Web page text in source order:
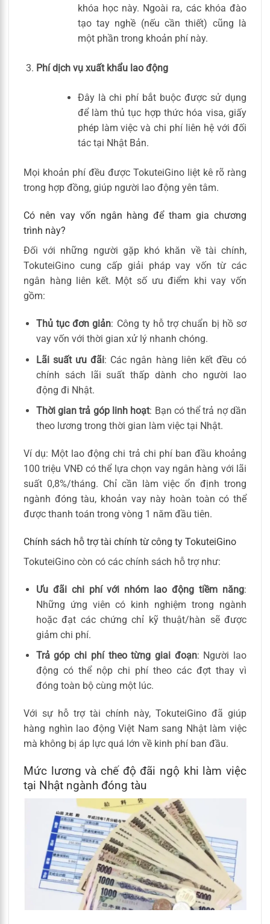
khóa học này. Ngoài ra, các khóa đào
tạo tay nghề (nếu cần thiết) cũng là
một phần trong khoản phí này.
Phí dịch vụ xuất khẩu lao động
Đây là chi phí bắt buộc được sử dụng
để làm thủ tục hợp thức hóa visa, giấy
phép làm việc và chi phí liên hệ với đối
tác tại Nhật Bản.
Mọi khoản phí đều được TokuteiGino liệt kê rõ ràng
trong hợp đồng, giúp người lao động yên tâm.
Có nên vay vốn ngân hàng để tham gia chương
trình này?
Đối với những người gặp khó khăn về tài chính,
TokuteiGino cung cấp giải pháp vay vốn từ các
ngân hàng liên kết. Một số ưu điểm khi vay vốn
gồm:
Thủ tục đơn giản: Công ty hỗ trợ chuẩn bị hồ sơ
vay vốn với thời gian xử lý nhanh chóng.
Lãi suất ưu đãi: Các ngân hàng liên kết đều có
chính sách lãi suất thấp dành cho người lao
động đi Nhật.
Thời gian trả góp linh hoạt: Bạn có thể trả nợ dần
theo lương trong thời gian làm việc tại Nhật.
Ví dụ: Một lao động chi trả chi phí ban đầu khoảng
100 triệu VNĐ có thể lựa chọn vay ngân hàng với lãi
suất 0,8%/tháng. Chỉ cần làm việc ổn định trong
ngành đóng tàu, khoản vay này hoàn toàn có thể
được thanh toán trong vòng 1 năm đầu tiên.
Chính sách hỗ trợ tài chính từ công ty TokuteiGino
TokuteiGino còn có các chính sách hỗ trợ như:
Ưu đãi chi phí với nhóm lao động tiềm năng:
Những ứng viên có kinh nghiệm trong ngành
hoặc đạt các chứng chỉ kỹ thuật/hàn sẽ được
giảm chi phí.
Trả góp chi phí theo từng giai đoạn: Người lao
động có thể nộp chi phí theo các đợt thay vì
đóng toàn bộ cùng một lúc.
Với sự hỗ trợ tài chính này, TokuteiGino đã giúp
hàng nghìn lao động Việt Nam sang Nhật làm việc
mà không bị áp lực quá lớn về kinh phí ban đầu.
Mức lương và chế độ đãi ngộ khi làm việc
tại Nhật ngành đóng tàu